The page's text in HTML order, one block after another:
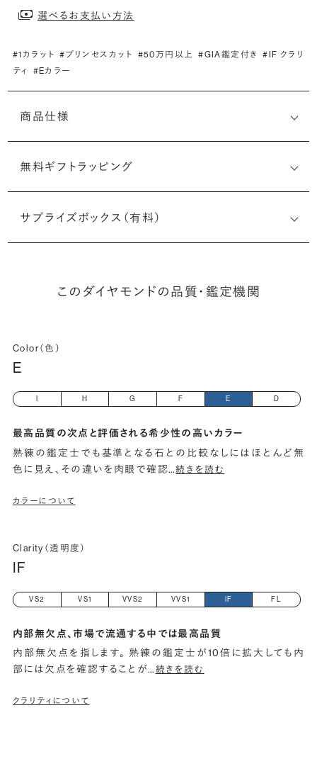
選べるお支払い方法
#1カラット #プリンセスカット #50万円以上 #GIA鑑定付き
#IF クラリ
ティ
#Eカラー
商品仕様
無料ギフトラッピング
サプライズボックス（有料）
このダイヤモンドの品質・鑑定機関
Color（色）
E
H G F E D
最高品質の次点と評価される希少性の高いカラー
熟練の鑑定士でも基準となる石との比較なしにはほとんど無
色に見え、その違いを肉眼で確認…続きを読む
カラーについて
Clarity（透明度）
IF
VS2 VS1 VVS2 VVS1 IF FL
内部無欠点、市場で流通する中では最高品質
内部無欠点を指します。 熟練の鑑定士が10倍に拡大しても内
部には欠点を確認することが…続きを読む
クラリティについて